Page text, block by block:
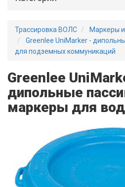
Трассировка ВОЛС
Маркеры
Greenlee UniMarker -
для подземных коммуникаций
Greenlee
дипольные
маркеры для